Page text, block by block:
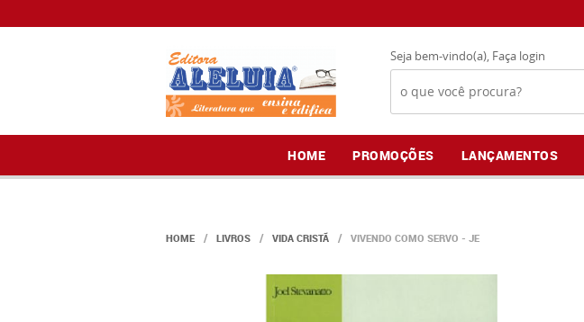
Seja bem-vindo(a), Faça login
HOME PROMOÇÕES LANÇAMENTOS
HOME LIVROS VIDA CRISTÃ VIVENDO COMO SERVO - JE